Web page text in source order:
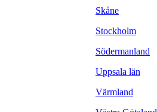
Skåne
Stockholm
Södermanland
Uppsala län
Värmland